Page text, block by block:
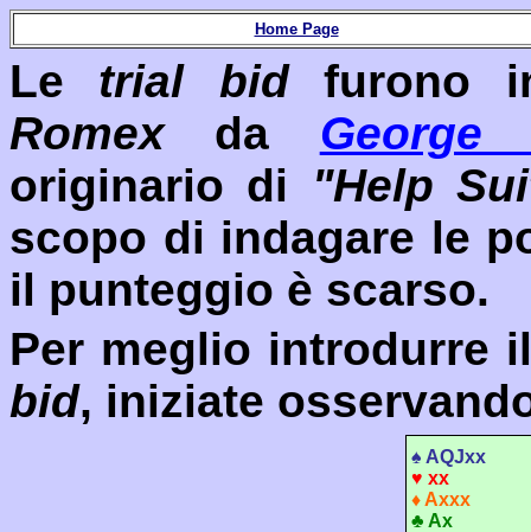
Home Page
Le trial bidfurono
Romexda George
originario di
"Help
scopo di indagare le
il punteggio è scarso.
Per meglio introdurre
bid, iniziate
♠ AQJxx
♥ xx
♦Axxx
♣ Ax